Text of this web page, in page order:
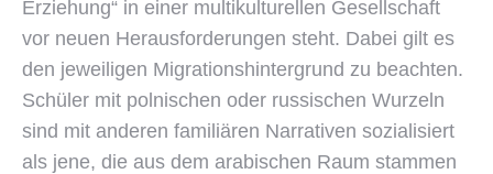
Erziehung“ in einer multikulturellen Gesellschaft
vor neuen Herausforderungen steht. Dabei gilt es
den jeweiligen Migrationshintergrund zu beachten.
Schüler mit polnischen oder russischen Wurzeln
sind mit anderen familiären Narrativen sozialisiert
als jene, die aus dem arabischen Raum stammen